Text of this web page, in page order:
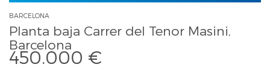
BARCELONA
Planta baja Carrer del Tenor Masini,
Barcelona
450.000 €